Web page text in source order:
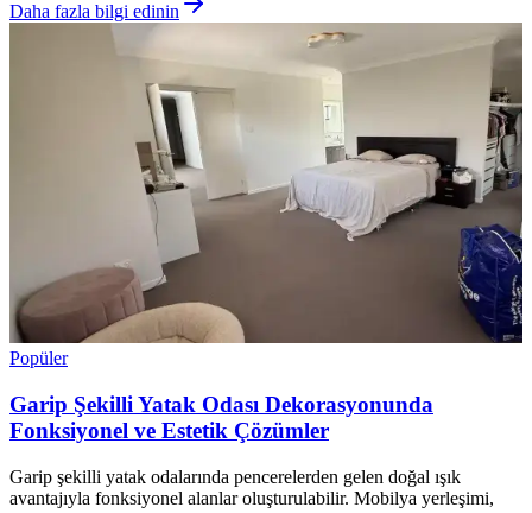
Daha fazla bilgi edinin
Popüler
Garip Şekilli Yatak Odası Dekorasyonunda
Fonksiyonel ve Estetik Çözümler
Garip şekilli yatak odalarında pencerelerden gelen doğal ışık
avantajıyla fonksiyonel alanlar oluşturulabilir. Mobilya yerleşimi,